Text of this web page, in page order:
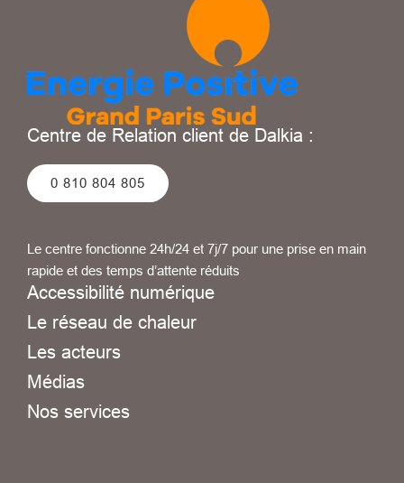
Centre de Relation client de Dalkia :
0 810 804 805
Le centre fonctionne 24h/24 et 7j/7 pour une prise en main
rapide et des temps d’attente réduits
Accessibilité numérique
Le réseau de chaleur
Les acteurs
Médias
Nos services